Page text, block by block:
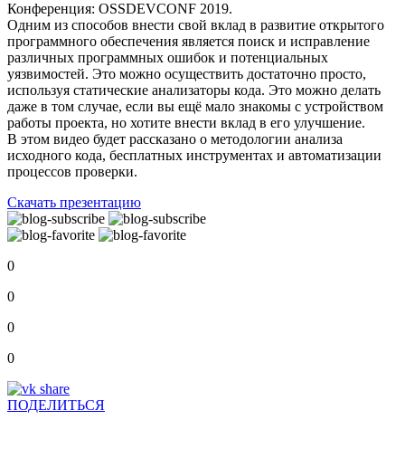
Конференция: OSSDEVCONF 2019.
Одним из способов внести свой вклад в развитие открытого
программного обеспечения является поиск и исправление
различных программных ошибок и потенциальных
уязвимостей. Это можно осуществить достаточно просто,
используя статические анализаторы кода. Это можно делать
даже в том случае, если вы ещё мало знакомы с устройством
работы проекта, но хотите внести вклад в его улучшение.
В этом видео будет рассказано о методологии анализа
исходного кода, бесплатных инструментах и автоматизации
процессов проверки.
Скачать презентацию
0
0
0
0
ПОДЕЛИТЬСЯ